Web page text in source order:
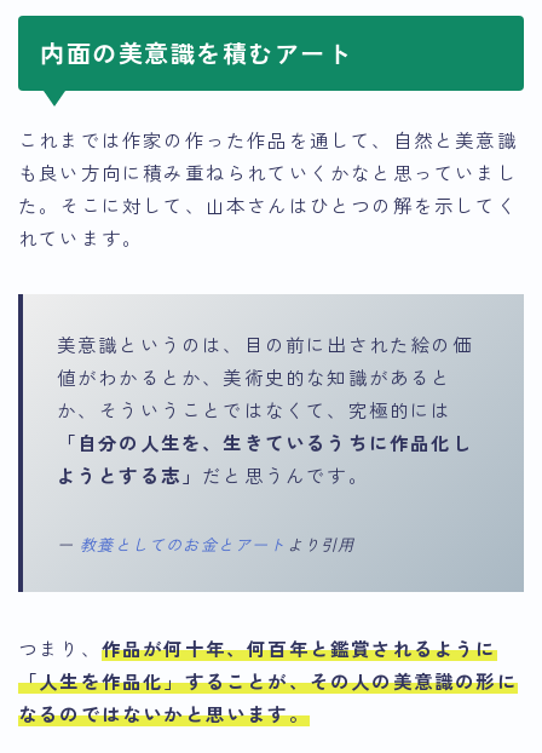
内面の美意識を積むアート
これまでは作家の作った作品を通して、自然と美意識
も良い方向に積み重ねられていくかなと思っていまし
た。そこに対して、山本さんはひとつの解を示してく
れています。
美意識というのは、目の前に出された絵の価
値がわかるとか、美術史的な知識があると
か、そういうことではなくて、究極的には
「自分の人生を、生きているうちに作品化し
ようとする志」 だと思うんです。
ー 教養としてのお金とアート より引用
つまり、 作品が何十年、何百年と鑑賞されるように
「人生を作品化」することが、その人の美意識の形に
なるのではないかと思います。